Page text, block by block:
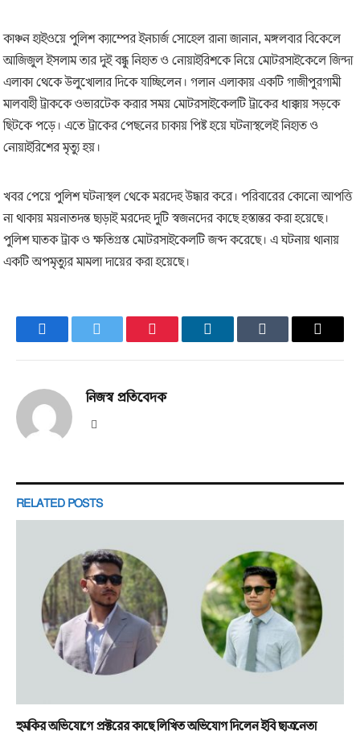
কাঞ্চন হাইওয়ে পুলিশ ক্যাম্পের ইনচার্জ সোহেল রানা জানান, মঙ্গলবার বিকেলে
আজিজুল ইসলাম তার দুই বন্ধু নিহাত ও নোয়াইরিশকে নিয়ে মোটরসাইকেলে জিন্দা
এলাকা থেকে উলুখোলার দিকে যাচ্ছিলেন। গলান এলাকায় একটি গাজীপুরগামী
মালবাহী ট্রাককে ওভারটেক করার সময় মোটরসাইকেলটি ট্রাকের ধাক্কায় সড়কে
ছিটকে পড়ে। এতে ট্রাকের পেছনের চাকায় পিষ্ট হয়ে ঘটনাস্থলেই নিহাত ও
নোয়াইরিশের মৃত্যু হয়।
খবর পেয়ে পুলিশ ঘটনাস্থল থেকে মরদেহ উদ্ধার করে। পরিবারের কোনো আপত্তি
না থাকায় ময়নাতদন্ত ছাড়াই মরদেহ দুটি স্বজনদের কাছে হস্তান্তর করা হয়েছে।
পুলিশ ঘাতক ট্রাক ও ক্ষতিগ্রস্ত মোটরসাইকেলটি জব্দ করেছে। এ ঘটনায় থানায়
একটি অপমৃত্যুর মামলা দায়ের করা হয়েছে।
FacebookTwitter PinterestLinkedInTumblr Email
নিজস্ব প্রতিবেদক
RELATED POSTS
হুমকির অভিযোগে প্রক্টরের কাছে লিখিত অভিযোগ দিলেন ইবি ছাত্রনেতা